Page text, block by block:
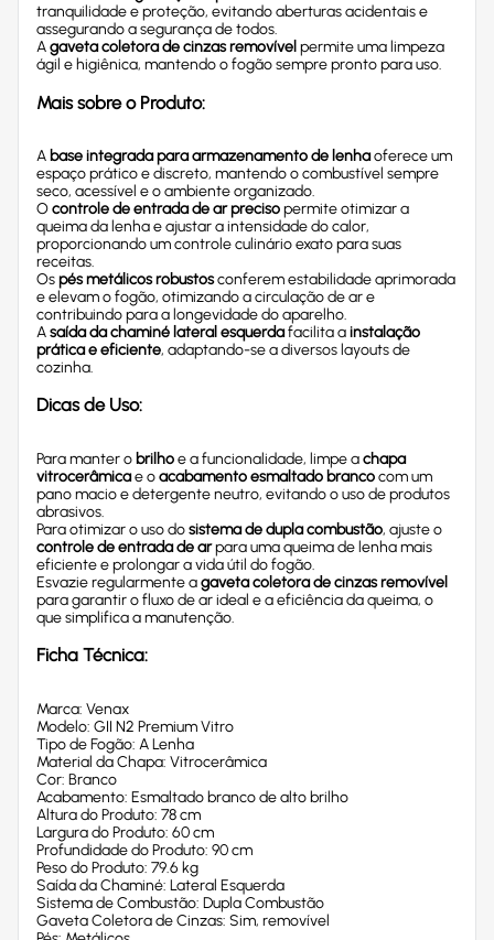
tranquilidade e proteção, evitando aberturas acidentais e
assegurando a segurança de todos.
Agaveta coletora de cinzas removível permite uma limpeza
ágil e higiênica, mantendo o fogão sempre pronto para uso.
Mais sobre o Produto:
A base integrada para armazenamento de lenhaoferece um
espaço prático e discreto, mantendo o combustível sempre
seco, acessível e o ambiente organizado.
Ocontrole de entrada de ar precisopermite otimizar a
queima da lenha e ajustar a intensidade do calor,
proporcionando um controle culinário exato para suas
receitas.
Ospés metálicos robustosconferem estabilidade aprimorada
e elevam o fogão, otimizando a circulação de ar e
contribuindo para a longevidade do aparelho.
Asaída da chaminé lateral esquerdafacilita ainstalação
prática e eficiente, adaptando-se a diversos layouts de
cozinha.
Dicas de Uso:
Para manter o brilhoe a funcionalidade, limpe achapa
vitrocerâmicae oacabamento esmaltado brancocom um
pano macio e detergente neutro, evitando o uso de produtos
abrasivos.
Para otimizar o uso dosistema de dupla combustão, ajuste o
controle de entrada de arpara uma queima de lenha mais
eficiente e prolongar a vida útil do fogão.
Esvazie regularmente agaveta coletora de cinzas removível
para garantir o fluxo de ar ideal e a eficiência da queima, o
que simplifica a manutenção.
Ficha Técnica:
Marca: Venax
Modelo: GII N2 Premium Vitro
Tipo de Fogão: A Lenha
Material da Chapa: Vitrocerâmica
Cor: Branco
Acabamento: Esmaltado branco de alto brilho
Altura do Produto: 78 cm
Largura do Produto: 60 cm
Profundidade do Produto: 90 cm
Peso do Produto: 79.6 kg
Saída da Chaminé: Lateral Esquerda
Sistema de Combustão: Dupla Combustão
Gaveta Coletora de Cinzas: Sim, removível